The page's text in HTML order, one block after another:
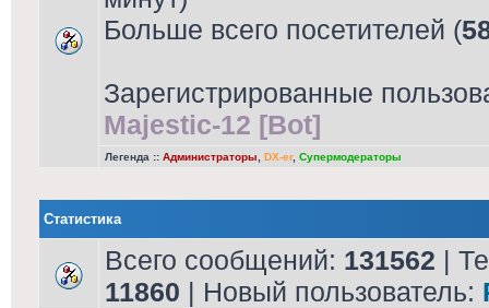
Больше всего посетителей (
Зарегистрированные
Majestic-12 [Bot]
Легенда :: Администраторы DX-er, Супермодераторы
Статистика
Всего сообщений: 131562 |
11860 | Новый пользователь: